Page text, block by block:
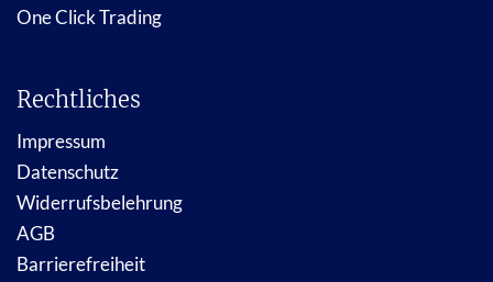
One Click Trading
Rechtliches
Impressum
Datenschutz
Widerrufsbelehrung
AGB
Barrierefreiheit